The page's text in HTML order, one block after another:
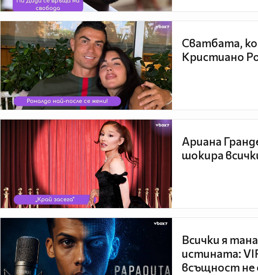
Сватбата,
Кристиано
Ариана
шокира
Всички я
истината:
всъщност не